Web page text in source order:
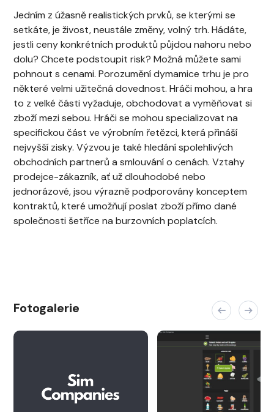
Jedním z úžasně realistických prvků, se kterými se
setkáte, je živost, neustále změny, volný trh. Hádáte,
jestli ceny konkrétních produktů půjdou nahoru nebo
dolu? Chcete podstoupit risk? Možná můžete sami
pohnout s cenami. Porozumění dymamice trhu je pro
některé velmi užitečná dovednost. Hráči mohou, a hra
to z velké části vyžaduje, obchodovat a vyměňovat si
zboží mezi sebou. Hráči se mohou specializovat na
specifickou část ve výrobním řetězci, která přináší
nejvyšší zisky. Výzvou je také hledání spolehlivých
obchodních partnerů a smlouvání o cenách. Vztahy
prodejce-zákazník, ať už dlouhodobé nebo
jednorázové, jsou výrazně podporovány konceptem
kontraktů, které umožňují poslat zboží přímo dané
společnosti šetříce na burzovních poplatcích.
Fotogalerie